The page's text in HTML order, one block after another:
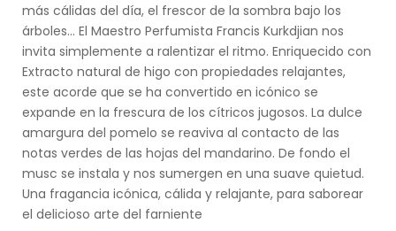
más cálidas del día, el frescor de la sombra bajo los
árboles... El Maestro Perfumista Francis Kurkdjian nos
invita simplemente a ralentizar el ritmo. Enriquecido con
Extracto natural de higo con propiedades relajantes,
este acorde que se ha convertido en icónico se
expande en la frescura de los cítricos jugosos. La dulce
amargura del pomelo se reaviva al contacto de las
notas verdes de las hojas del mandarino. De fondo el
musc se instala y nos sumergen en una suave quietud.
Una fragancia icónica, cálida y relajante, para saborear
el delicioso arte del farniente